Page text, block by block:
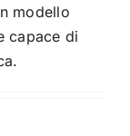
modello
capace di